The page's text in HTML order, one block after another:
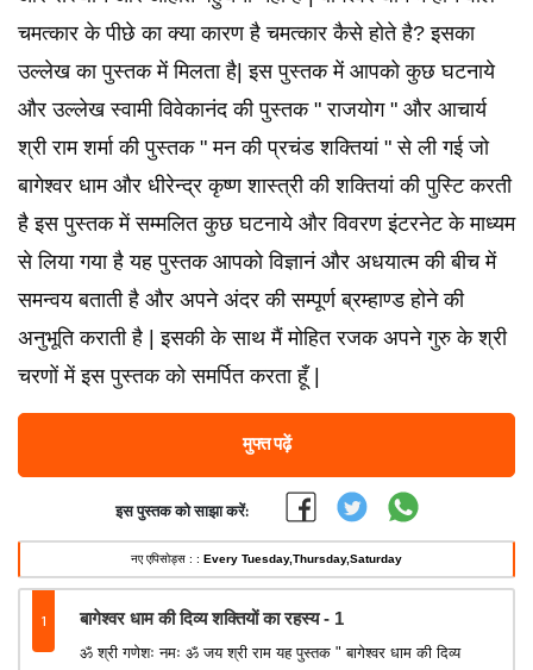
चमत्कार के पीछे का क्या कारण है चमत्कार कैसे होते है? इसका
उल्लेख का पुस्तक में मिलता है| इस पुस्तक में आपको कुछ घटनाये
और उल्लेख स्वामी विवेकानंद की पुस्तक " राजयोग " और आचार्य
श्री राम शर्मा की पुस्तक " मन की प्रचंड शक्तियां " से ली गई जो
बागेश्वर धाम और धीरेन्द्र कृष्ण शास्त्री की शक्तियां की पुस्टि करती
है इस पुस्तक में सम्मलित कुछ घटनाये और विवरण इंटरनेट के माध्यम
से लिया गया है यह पुस्तक आपको विज्ञानं और अधयात्म की बीच में
समन्वय बताती है और अपने अंदर की सम्पूर्ण ब्रम्हाण्ड होने की
अनुभूति कराती है | इसकी के साथ मैं मोहित रजक अपने गुरु के श्री
चरणों में इस पुस्तक को समर्पित करता हूँ |
मुफ्त पढ़ें
इस पुस्तक को साझा करें:
नए एपिसोड्स : : Every Tuesday,Thursday,Saturday
1 बागेश्वर धाम की दिव्य शक्तियों का रहस्य - 1
ॐ श्री गणेशः नमः ॐ जय श्री राम यह पुस्तक " बागेश्वर धाम की दिव्य